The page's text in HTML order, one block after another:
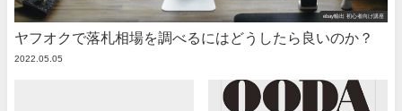
ebay輸出 初心者向け講座
ヤフオクで落札相場を調べるにはどうしたら良いのか？
2022.05.05